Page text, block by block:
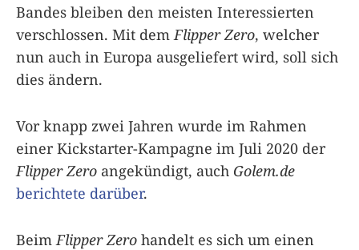
Bandes bleiben den meisten Interessierten
verschlossen. Mit dem Flipper Zero, welcher
nun auch in Europa ausgeliefert wird, soll sich
dies ändern.
Vor knapp zwei Jahren wurde im Rahmen
einer Kickstarter-Kampagne im Juli 2020 der
Flipper Zero angekündigt, auch Golem.de
berichtete darüber.
Beim Flipper Zero handelt es sich um einen